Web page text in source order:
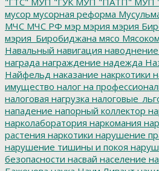
мусор мусорная реформа
МЧС МЧС РФ мэр мэрия мэрия
мэрия_Биробиджана мясо
Навальный навигация наводнение
награда награждение надежда
Найфельд наказание накркотики
имущество налог на
налоговая нагрузка
нападение напорный коллектор
нарколаборатория наркомания
растения наркотики нарушение
нарушение тишины и покоя
безопасности насвай население